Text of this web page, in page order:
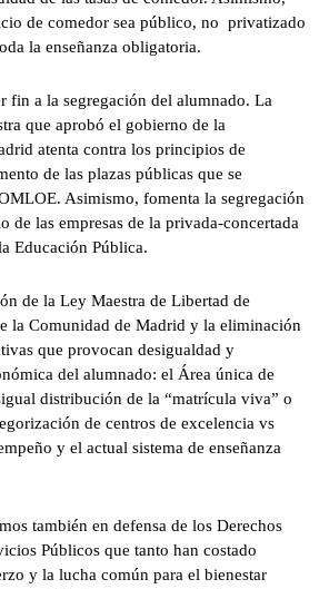
de comedor sea público, no privatizado
la enseñanza obligatoria.
fin a la segregación del alumnado. La
que aprobó el gobierno de la
atenta contra los principios de
de las plazas públicas que se
Asimismo, fomenta la segregación
de las empresas de la privada-concertada
Educación Pública.
de la Ley Maestra de Libertad de
la Comunidad de Madrid y la eliminación
que provocan desigualdad y
del alumnado: el Área única de
distribución de la “matrícula viva” o
de centros de excelencia vs
y el actual sistema de enseñanza
también en defensa de los Derechos
Públicos que tanto han costado
y la lucha común para el bienestar